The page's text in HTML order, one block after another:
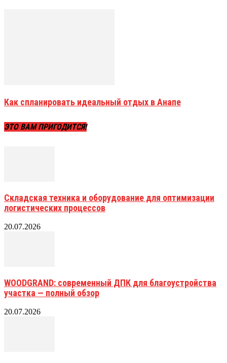
Как спланировать идеальный отдых в Анапе
ЭТО ВАМ ПРИГОДИТСЯ!
Складская техника и оборудование для оптимизации
логистических процессов
20.07.2026
WOODGRAND: современный ДПК для благоустройства
участка — полный обзор
20.07.2026